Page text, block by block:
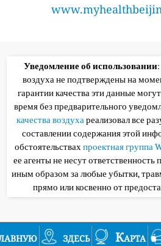
Уведомление об использовании:
воздуха не подтверждены на
гарантии качества эти данные
время без предварительного
качества воздухареализовал все
составлении содержания этой
обстоятельствахпроектная группа
ее агенты не несут ответственность
иным образом за любые убытки,
прямо или косвенно от
здесь Карта